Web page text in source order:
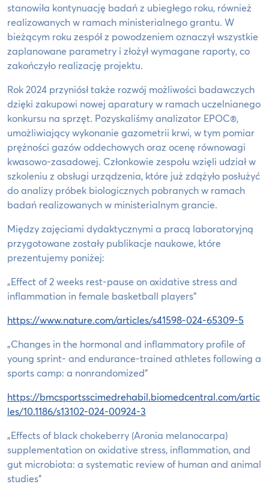
stanowiła kontynuację badań z ubiegłego roku, również
realizowanych w ramach ministerialnego grantu. W
bieżącym roku zespół z powodzeniem oznaczył wszystkie
zaplanowane parametry i złożył wymagane raporty, co
zakończyło realizację projektu.
Rok 2024 przyniósł także rozwój możliwości badawczych
dzięki zakupowi nowej aparatury w ramach uczelnianego
konkursu na sprzęt. Pozyskaliśmy analizator EPOC®,
umożliwiający wykonanie gazometrii krwi, w tym pomiar
prężności gazów oddechowych oraz ocenę równowagi
kwasowo-zasadowej. Członkowie zespołu wzięli udział w
szkoleniu z obsługi urządzenia, które już zdążyło posłużyć
do analizy próbek biologicznych pobranych w ramach
badań realizowanych w ministerialnym grancie.
Między zajęciami dydaktycznymi a pracą laboratoryjną
przygotowane zostały publikacje naukowe, które
prezentujemy poniżej:
„Effect of 2 weeks rest-pause on oxidative stress and
inflammation in female basketball players”
https://www.nature.com/articles/s41598-024-65309-5
„Changes in the hormonal and inflammatory profile of
young sprint- and endurance-trained athletes following a
sports camp: a nonrandomized”
https://bmcsportsscimedrehabil.biomedcentral.com/artic
les/10.1186/s13102-024-00924-3
„Effects of black chokeberry (Aronia melanocarpa)
supplementation on oxidative stress, inflammation, and
gut microbiota: a systematic review of human and animal
studies”